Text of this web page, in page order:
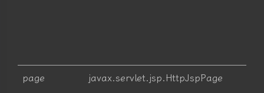
page javax.servlet.jsp.HttpJspPage